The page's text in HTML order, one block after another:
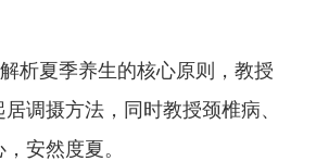
析夏季养生的核心原则，教授
调摄方法，同时教授颈椎病、
安然度夏。